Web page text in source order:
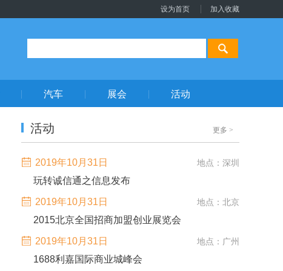
设为首页 加入收藏
汽车 展会 活动
活动 更多 >
2019年10月31日 地点：深圳
玩转诚信通之信息发布
2019年10月31日 地点：北京
2015北京全国招商加盟创业展览会
2019年10月31日 地点：广州
1688利嘉国际商业城峰会